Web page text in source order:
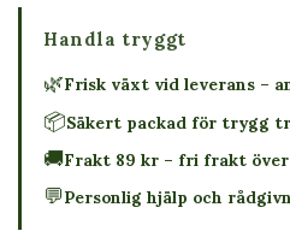
Handla tryggt
🌿Frisk växt vid leverans –
📦Säkert packad för trygg
🚚Frakt 89 kr – fri frakt över
💬Personlig hjälp och